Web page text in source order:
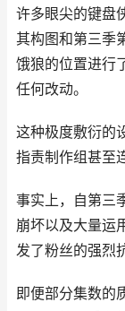
许多眼尖的键盘
其构图和第三季
饿狼的位置进行
任何改动。
这种极度敷衍的
指责制作组甚至
事实上，自第三
崩坏以及大量运
发了粉丝的强烈
即便部分集数的